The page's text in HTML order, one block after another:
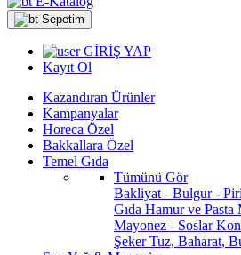
Sepetim
GİRİŞ YAP
Kayıt Ol
Kazandıran Ürünler
Kampanyalar
Horeca Özel
Bakkallara Özel
Temel Gıda
Tümünü Gör
Bakliyat - Bulgur -
Gıda Hamur ve Pasta
Mayonez - Soslar
ŞekerTuz, Baharat,